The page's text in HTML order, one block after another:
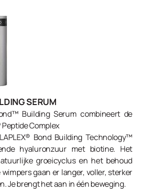
SERUM
Building Serum combineert de
Peptide Complex
Bond Building Technology™
hyaluronzuur met biotine. Het
groeicyclus en het behoud
gaan er langer, voller, sterker
Je brengt het aan in één beweging.